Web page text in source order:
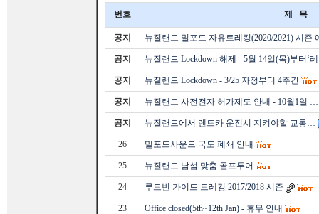
번호 제 목
공지 뉴질랜드 밀포드 자유트레킹(2020/2021) 시즌
공지 뉴질랜드 Lockdown 해제 - 5월 14일(목)부터‘
공지 뉴질랜드 Lockdown - 3/25 자정부터 4주간
공지 뉴질랜드 사전전자 허가제도 안내 - 10월1일 …
공지 뉴질랜드에서 렌트카 운전시 지켜야할 교통…
26 밀포드사운드 국도 폐쇄 안내
25 뉴질랜드 남섬 맞춤 골프투어
24 루트번 가이드 트레킹 2017/2018 시즌
23 Office closed(5th~12th Jan) - 휴무 안내